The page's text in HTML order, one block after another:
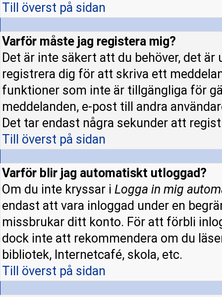
Till överst på sidan
Varför måste jag registera mig?
Det är inte säkert att du behöver, det
registrera dig för att skriva ett
funktioner som inte är tillgängliga för
meddelanden, e-post till andra
Det tar endast några sekunder att
Till överst på sidan
Varför blir jag automatiskt utloggad?
Om du inte kryssar i Logga in mig
endast att vara inloggad under en
missbrukar ditt konto. För att förbli
dock inte att rekommendera om du
bibliotek, Internetcafé, skola, etc.
Till överst på sidan